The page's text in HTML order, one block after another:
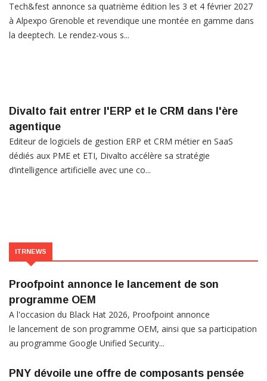
Tech&fest annonce sa quatrième édition les 3 et 4 février 2027
à Alpexpo Grenoble et revendique une montée en gamme dans
la deeptech. Le rendez-vous s...
Divalto fait entrer l'ERP et le CRM dans l'ère
agentique
Editeur de logiciels de gestion ERP et CRM métier en SaaS
dédiés aux PME et ETI, Divalto accélère sa stratégie
d’intelligence artificielle avec une co...
ITRNEWS
Proofpoint annonce le lancement de son
programme OEM
A l'occasion du Black Hat 2026, Proofpoint annonce
le lancement de son programme OEM, ainsi que sa participation
au programme Google Unified Security...
PNY dévoile une offre de composants pensée